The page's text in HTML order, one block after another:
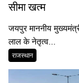
सीमा खत्म
जयपुर माननीय
लाल के नेतृत्व...
राजस्थान